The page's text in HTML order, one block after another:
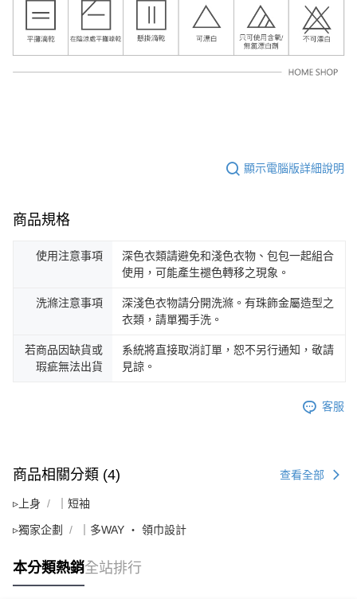
顯示電腦版詳細說明
商品規格
使用注意事項
深色衣類請避免和淺色衣物、包包一起組合
使用，可能產生褪色轉移之現象。
洗滌注意事項
深淺色衣物請分開洗滌。有珠飾金屬造型之
衣類，請單獨手洗。
若商品因缺貨或
瑕疵無法出貨
系統將直接取消訂單，恕不另行通知，敬請
見諒。
客服
商品相關分類 (4) 查看全部
▹上身 ｜短袖
▹獨家企劃 ｜多WAY ‧ 領巾設計
本分類熱銷全站排行